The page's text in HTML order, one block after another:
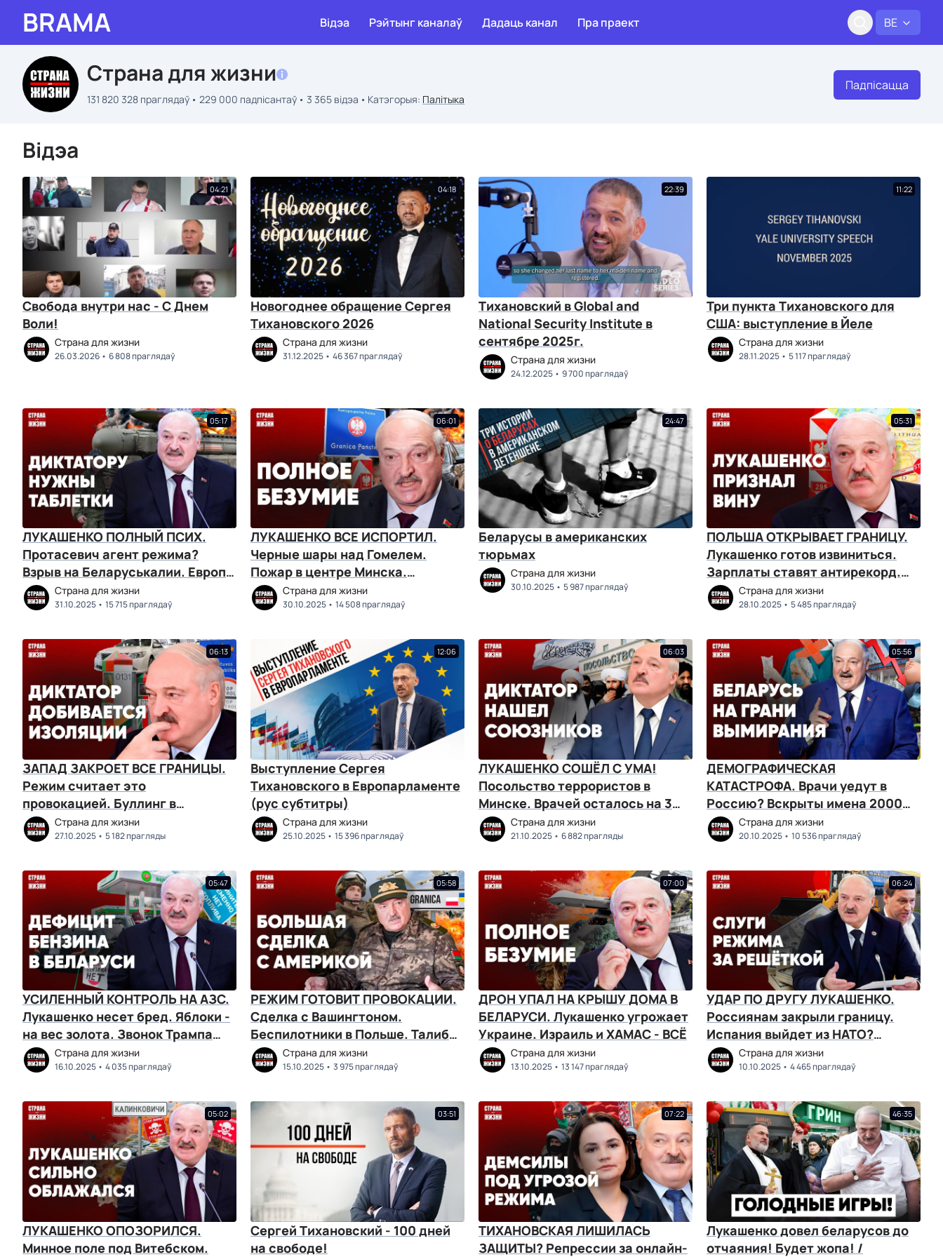
BRAMA BE
Відэа Рэйтынг каналаў Дадаць канал Пра праект
Страна для жизни
131 820 328 праглядаў 229 000 падпісантаў 3 365 відэа Катэгорыя: Палітыка
Падпісацца
Відэа
04:21
Свобода внутри нас - С Днем
Воли!
Страна для жизни
26.03.2026 6 808 праглядаў
04:18
Новогоднее обращение Сергея
Тихановского 2026
Страна для жизни
31.12.2025 46 367 праглядаў
22:39
Тихановский в Global and
National Security Institute в
сентябре 2025г.
Страна для жизни
24.12.2025 9 700 праглядаў
11:22
Три пункта Тихановского для
США: выступление в Йеле
Страна для жизни
28.11.2025 5 117 праглядаў
05:17
ЛУКАШЕНКО ПОЛНЫЙ ПСИХ.
Протасевич агент режима?
Взрыв на Беларуськалии. Европа
"заплатит за все"
Страна для жизни
31.10.2025 15 715 праглядаў
06:01
ЛУКАШЕНКО ВСЕ ИСПОРТИЛ.
Черные шары над Гомелем.
Пожар в центре Минска.
Огромные очереди на границе
Страна для жизни
30.10.2025 14 508 праглядаў
24:47
Беларусы в американских
тюрьмах
Страна для жизни
30.10.2025 5 987 праглядаў
05:31
ПОЛЬША ОТКРЫВАЕТ ГРАНИЦУ.
Лукашенко готов извиниться.
Зарплаты ставят антирекорд.
Очереди растут
Страна для жизни
28.10.2025 5 485 праглядаў
06:13
ЗАПАД ЗАКРОЕТ ВСЕ ГРАНИЦЫ.
Режим считает это
провокацией. Буллинг в
белорусских школах
Страна для жизни
27.10.2025 5 182 прагляды
12:06
Выступление Сергея
Тихановского в Европарламенте
(рус субтитры)
Страна для жизни
25.10.2025 15 396 праглядаў
06:03
ЛУКАШЕНКО СОШЁЛ С УМА!
Посольство террористов в
Минске. Врачей осталось на 3
дня. Штурм границы
Страна для жизни
21.10.2025 6 882 прагляды
05:56
ДЕМОГРАФИЧЕСКАЯ
КАТАСТРОФА. Врачи уедут в
Россию? Вскрыты имена 2000
агентов КГБ. Треш в регионах
Страна для жизни
20.10.2025 10 536 праглядаў
05:47
УСИЛЕННЫЙ КОНТРОЛЬ НА АЗС.
Лукашенко несет бред. Яблоки -
на вес золота. Звонок Трампа
ПутинуСтрана для жизни
16.10.2025 4 035 праглядаў
05:58
РЕЖИМ ГОТОВИТ ПРОВОКАЦИИ.
Сделка с Вашингтоном.
Беспилотники в Польше. Талибы
под ударом
Страна для жизни
15.10.2025 3 975 праглядаў
07:00
ДРОН УПАЛ НА КРЫШУ ДОМА В
БЕЛАРУСИ. Лукашенко угрожает
Украине. Израиль и ХАМАС - ВСЁ
Страна для жизни
13.10.2025 13 147 праглядаў
06:24
УДАР ПО ДРУГУ ЛУКАШЕНКО.
Россиянам закрыли границу.
Испания выйдет из НАТО?
Дефицит бензина
Страна для жизни
10.10.2025 4 465 праглядаў
05:02
ЛУКАШЕНКО ОПОЗОРИЛСЯ.
Минное поле под Витебском.
03:51
Сергей Тихановский - 100 дней
на свободе!
07:22
ТИХАНОВСКАЯ ЛИШИЛАСЬ
ЗАЩИТЫ? Репрессии за онлайн-
46:35
Лукашенко довел беларусов до
отчаяния! Будет жопа! /